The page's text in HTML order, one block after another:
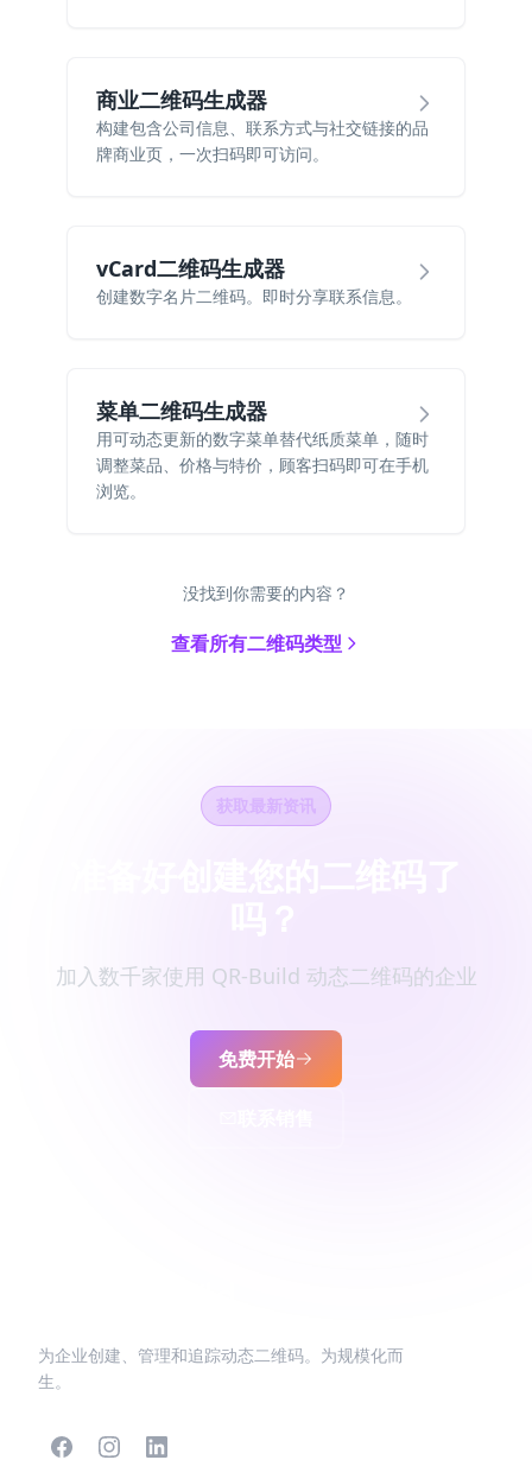
商业二维码生成器
构建包含公司信息、联系方式与社交链接的品
牌商业页，一次扫码即可访问。
vCard二维码生成器
创建数字名片二维码。即时分享联系信息。
菜单二维码生成器
用可动态更新的数字菜单替代纸质菜单，随时
调整菜品、价格与特价，顾客扫码即可在手机
浏览。
没找到你需要的内容？
查看所有二维码类型
获取最新资讯
加入数千家使用 QR-Build 动态二维码的企业
免费开始
为企业创建、管理和追踪动态二维码。为规模化而
生。